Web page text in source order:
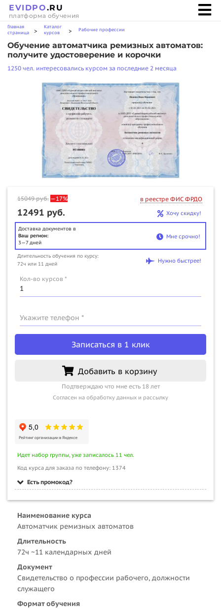
EVIDPO.RU
платформа обучения
Главная
страница
>
Каталог
курсов
> Рабочие профессии
Обучение автоматчика ремизных автоматов:
получите удостоверение и корочки
1250 чел. интересовались курсом за последние 2 месяца
15049руб. —17% в реестре ФИС ФРДО
12491 руб. Хочу скидку!
Доставка документов в
Ваш регион:
3—7 дней
Мне срочно!
Длительность обучения по курсу:
72ч или 11 дней
Нужно быстрее!
Кол-во курсов *
Укажите телефон *
Записаться в 1 клик
Добавить в корзину
Подтверждаю что мне есть 18 лет
Согласен на обработку данных и рассылку
Идет набор группы, уже записалось 11 чел.
Код курса для заказа по телефону: 1374
Есть промокод?
Наименование курса
Автоматчик ремизных автоматов
Длительность
72ч ~11 календарных дней
Документ
Свидетельство о профессии рабочего, должности
служащего
Формат обучения